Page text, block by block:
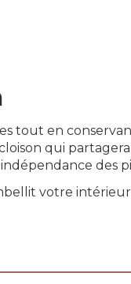
tout en
qui partagera
des
votre intérieur